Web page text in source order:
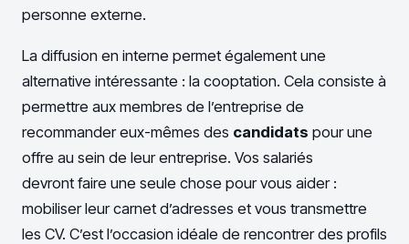
personne externe.
La diffusion en interne permet également une
alternative intéressante : la cooptation. Cela consiste à
permettre aux membres de l’entreprise de
recommander eux-mêmes des candidats pour une
offre au sein de leur entreprise. Vos salariés
devront faire une seule chose pour vous aider :
mobiliser leur carnet d’adresses et vous transmettre
les CV. C’est l’occasion idéale de rencontrer des profils